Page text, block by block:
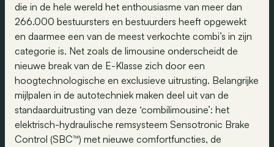
die in de hele wereld het enthousiasme van meer dan
266.000 bestuursters en bestuurders heeft opgewekt
en daarmee een van de meest verkochte combi’s in zijn
categorie is. Net zoals de limousine onderscheidt de
nieuwe break van de E-Klasse zich door een
hoogtechnologische en exclusieve uitrusting. Belangrijke
mijlpalen in de autotechniek maken deel uit van de
standaarduitrusting van deze ‘combilimousine’: het
elektrisch-hydraulische remsysteem Sensotronic Brake
Control (SBC™) met nieuwe comfortfuncties, de